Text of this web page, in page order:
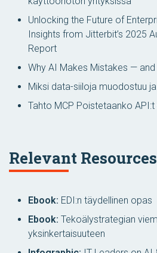
Unlocking the Future of
Insights from Jitterbit’s 2025
Report
Why AI Makes Mistakes —
Miksi data-siiloja muodostuu
Tahto MCP Poistetaanko
Relevant Resources
Ebook: EDI:n täydellinen opas
Ebook: Tekoälystrategian
yksinkertaisuuteen